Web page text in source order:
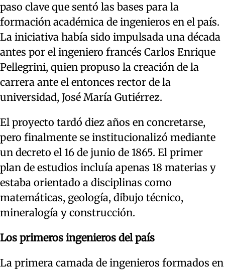
paso clave que sentó las bases para la
formación académica de ingenieros en el país.
La iniciativa había sido impulsada una década
antes por el ingeniero francés Carlos Enrique
Pellegrini, quien propuso la creación de la
carrera ante el entonces rector de la
universidad, José María Gutiérrez.
El proyecto tardó diez años en concretarse,
pero finalmente se institucionalizó mediante
un decreto el 16 de junio de 1865. El primer
plan de estudios incluía apenas 18 materias y
estaba orientado a disciplinas como
matemáticas, geología, dibujo técnico,
mineralogía y construcción.
Los primeros ingenieros del país
La primera camada de ingenieros formados en